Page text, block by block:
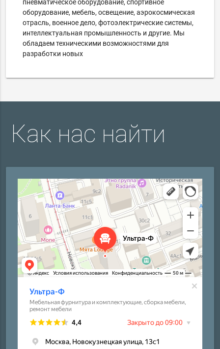
пневматическое оборудование, спортивное
оборудование, мебель, освещение, аэрокосмическая
отрасль, военное дело, фотоэлектрические системы,
интеллектуальная промышленность и другие. Мы
обладаем техническими возможностями для
разработки новых
Как нас найти